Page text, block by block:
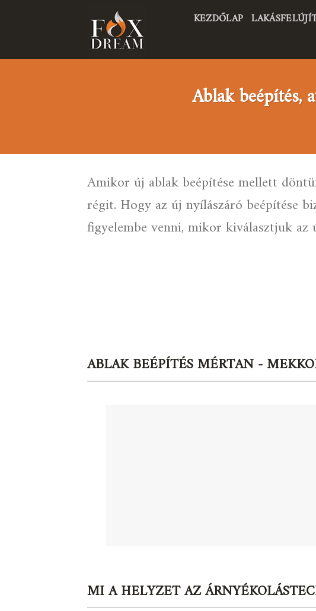
KEZDŐLAP
Ablak beépítés,
Amikor új ablak beépítése mellett
régit. Hogy az új nyílászáró beépítése
figyelembe venni, mikor kiválasztjuk az
ABLAK BEÉPÍTÉS MÉRTAN -
MI A HELYZET AZ